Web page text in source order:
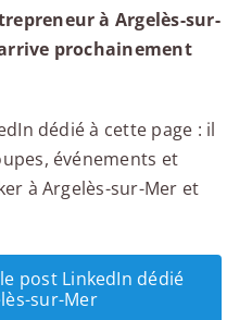
à Argelès-sur-
prochainement
dédié à cette page : il
événements et
à Argelès-sur-Mer et
post LinkedIn dédié
sur-Mer